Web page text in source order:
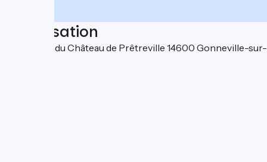
Localisation
491 Route du Château de Prêtreville 14600 Gonneville-